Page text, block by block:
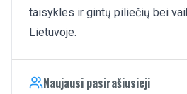
taisykles ir gintų piliečių bei
Lietuvoje.
Naujausi pasirašiusieji